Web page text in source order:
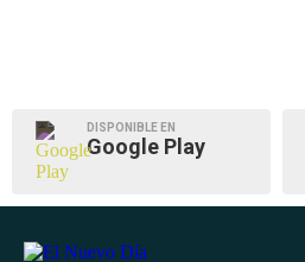
DISPONIBLE EN
Google Play